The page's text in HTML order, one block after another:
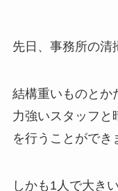
先日、事務所の清
結構重いものとか
力強いスタッフと
を行うことができ
しかも1人で大き